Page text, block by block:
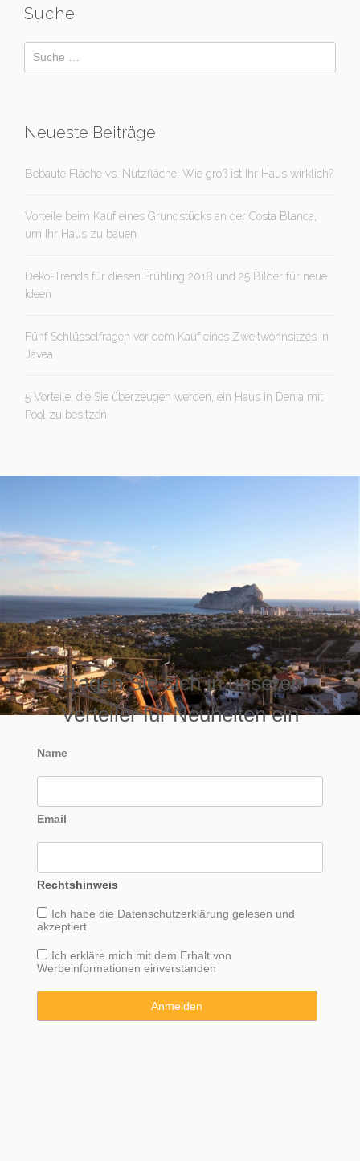
Suche
Neueste Beiträge
Bebaute Fläche vs. Nutzfläche. Wie groß ist Ihr Haus wirklich?
Vorteile beim Kauf eines Grundstücks an der Costa Blanca,
um Ihr Haus zu bauen
Deko-Trends für diesen Frühling 2018 und 25 Bilder für neue
Ideen
Fünf Schlüsselfragen vor dem Kauf eines Zweitwohnsitzes in
Jávea
5 Vorteile, die Sie überzeugen werden, ein Haus in Denia mit
Pool zu besitzen
Tragen Sie sich in unseren
Verteiler für Neuheiten ein
Name
Email
Rechtshinweis
Ich habe die Datenschutzerklärung gelesen und
akzeptiert
Ich erkläre mich mit dem Erhalt von
Werbeinformationen einverstanden